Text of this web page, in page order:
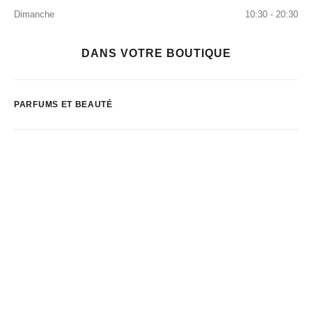
Dimanche
10:30 - 20:30
DANS VOTRE BOUTIQUE
PARFUMS ET BEAUTÉ